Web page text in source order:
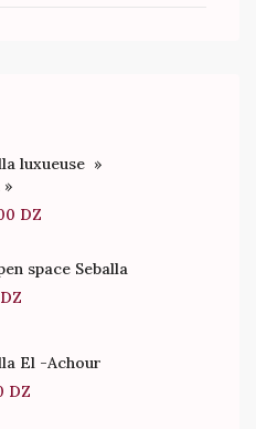
luxueuse »
DZ
space Seballa
El -Achour
DZ